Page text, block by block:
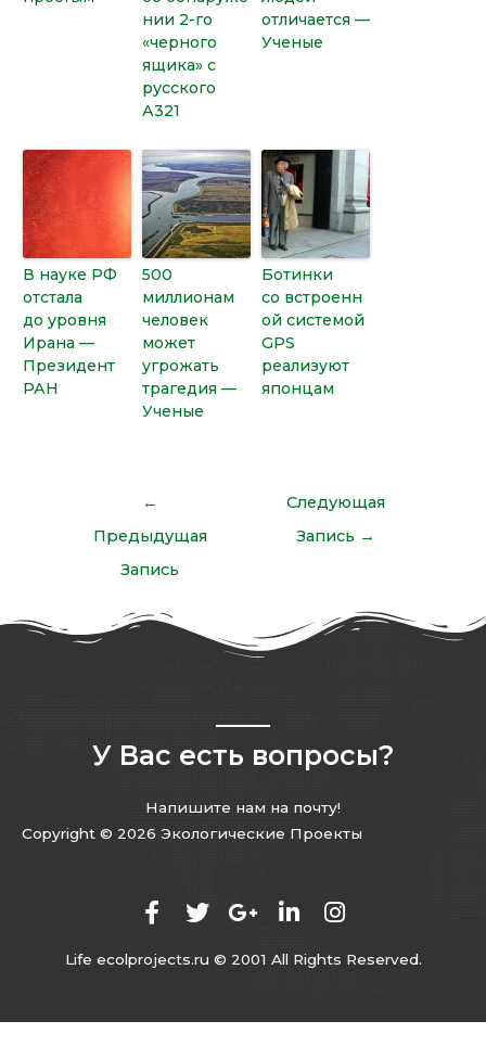
нии 2-го
«черного
ящика» с
русского
А321
отличается —
Ученые
В науке РФ
отстала
до уровня
Ирана —
Президент
РАН
500
миллионам
человек
может
угрожать
трагедия —
Ученые
Ботинки
со встроенн
ой системой
GPS
реализуют
японцам
←
Предыдущая
Запись
Следующая
Запись →
У Вас есть вопросы?
Напишите нам на почту!
Copyright © 2026 Экологические Проекты
Life ecolprojects.ru © 2001 All Rights Reserved.